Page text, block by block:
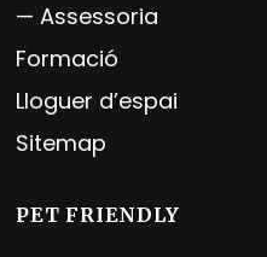
Assessoria
Formació
Lloguer d’espai
Sitemap
PET FRIENDLY